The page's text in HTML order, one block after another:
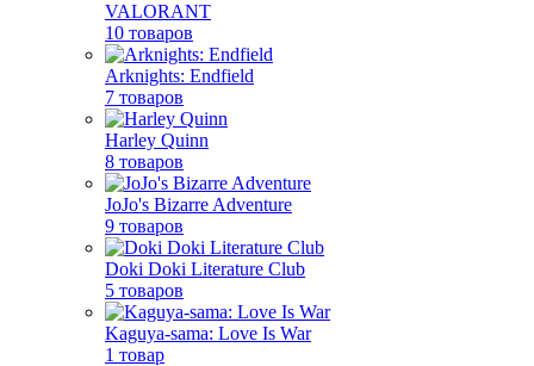
VALORANT
10 товаров
Arknights: Endfield
7 товаров
Harley Quinn
8 товаров
JoJo's Bizarre Adventure
9 товаров
Doki Doki Literature Club
5 товаров
Kaguya-sama: Love Is War
1 товар